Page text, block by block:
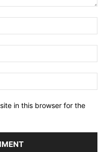
in this browser for the